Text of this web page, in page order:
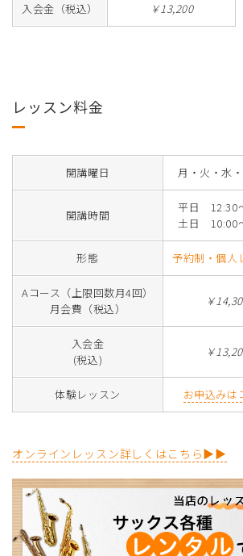
入会金（税込） ￥13,200
レッスン料金
開講曜日 月・火・水
開講時間
平日 12:30
土日 10:00
形態 予約制・個人
Aコース（上限回数月4回）
月会費（税込）
￥
入会金
(税込)
￥
体験レッスン お申込みは
オンラインレッスン詳しくはこちら▶▶